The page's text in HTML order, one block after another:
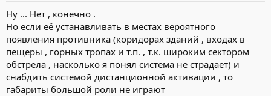
Ну ... Нет , конечно .
Но если её устанавливать в местах вероятного
появления противника (коридорах зданий , входах в
пещеры , горных тропах и т.п. , т.к. широким сектором
обстрела , насколько я понял система не страдает) и
снабдить системой дистанционной активации , то
габариты большой роли не играют